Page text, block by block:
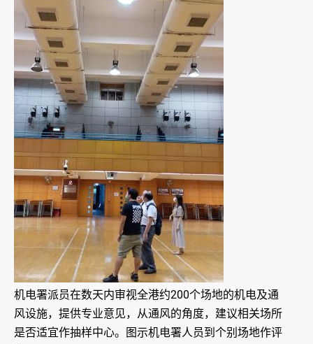
机电署派员在数天内审视全港约200个场地的机电及通
风设施，提供专业意见，从通风的角度，建议相关场所
是否适宜作抽样中心。图示机电署人员到个别场地作评